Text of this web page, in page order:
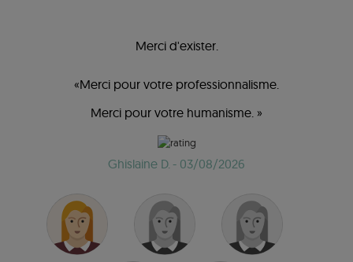
Merci d'exister.
«Merci pour votre professionnalisme.
Merci pour votre humanisme. »
Ghislaine D. - 03/08/2026